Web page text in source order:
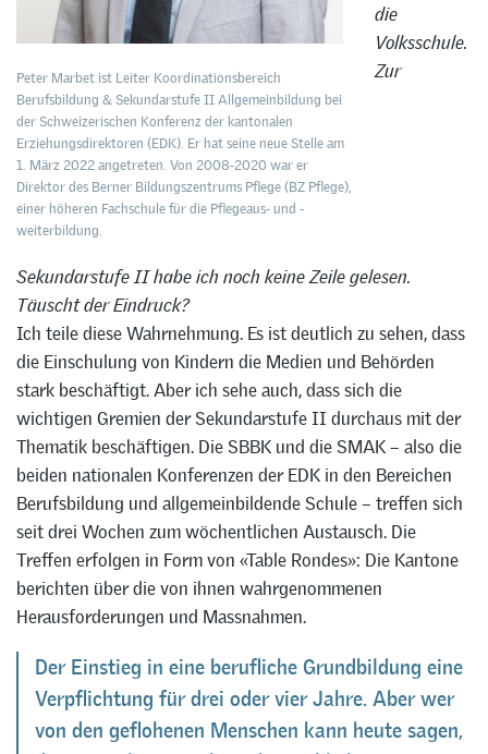
Peter Marbet ist Leiter Koordinationsbereich
Berufsbildung & Sekundarstufe II Allgemeinbildung bei
der Schweizerischen Konferenz der kantonalen
Erziehungsdirektoren (EDK). Er hat seine neue Stelle am
1. März 2022 angetreten. Von 2008-2020 war er
Direktor des Berner Bildungszentrums Pflege (BZ Pflege),
einer höheren Fachschule für die Pflegeaus- und -
weiterbildung.
die
Volksschule.
Zur
Sekundarstufe II habe ich noch keine Zeile gelesen.
Täuscht der Eindruck?
Ich teile diese Wahrnehmung. Es ist deutlich zu sehen, dass
die Einschulung von Kindern die Medien und Behörden
stark beschäftigt. Aber ich sehe auch, dass sich die
wichtigen Gremien der Sekundarstufe II durchaus mit der
Thematik beschäftigen. Die SBBK und die SMAK – also die
beiden nationalen Konferenzen der EDK in den Bereichen
Berufsbildung und allgemeinbildende Schule – treffen sich
seit drei Wochen zum wöchentlichen Austausch. Die
Treffen erfolgen in Form von «Table Rondes»: Die Kantone
berichten über die von ihnen wahrgenommenen
Herausforderungen und Massnahmen.
Der Einstieg in eine berufliche Grundbildung eine
Verpflichtung für drei oder vier Jahre. Aber wer
von den geflohenen Menschen kann heute sagen,